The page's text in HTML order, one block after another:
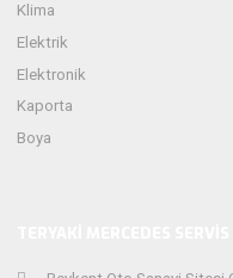
Klima
Elektrik
Elektronik
Kaporta
Boya